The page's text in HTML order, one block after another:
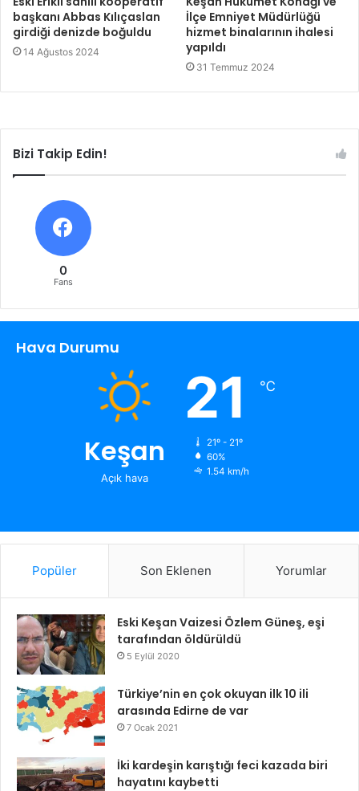
başkanı Abbas Kılıçaslan
girdiği denizde boğuldu
14 Ağustos 2024
İlçe Emniyet Müdürlüğü
hizmet binalarının ihalesi
yapıldı
31 Temmuz 2024
Bizi Takip Edin!
0
Fans
Hava Durumu
Keşan
Açık hava
21 ℃
21º - 21º
60%
1.54 km/h
Popüler Son Eklenen Yorumlar
Eski Keşan Vaizesi Özlem Güneş, eşi
tarafından öldürüldü
5 Eylül 2020
Türkiye’nin en çok okuyan ilk 10 ili
arasında Edirne de var
7 Ocak 2021
İki kardeşin karıştığı feci kazada biri
hayatını kaybetti